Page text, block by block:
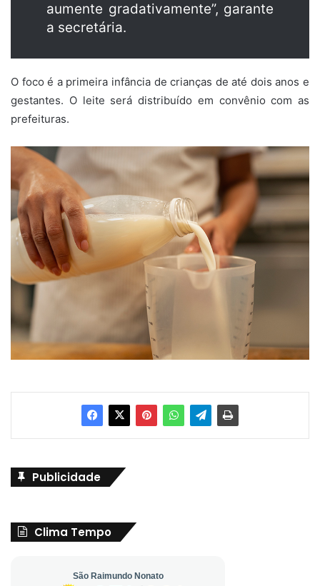
aumente gradativamente”, garante
a secretária.
O foco é a primeira infância de crianças de até dois anos e
gestantes. O leite será distribuído em convênio com as
prefeituras.
Publicidade
Clima Tempo